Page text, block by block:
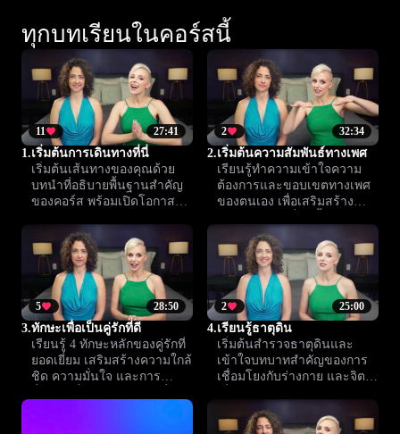
ทุกบทเรียนในคอร์สนี้
27:41
11
1.เริ่มต้นการเดินทางที่นี่
เริ่มต้นเส้นทางของคุณด้วย
บทนำที่อธิบายพื้นฐานสำคัญ
ของคอร์ส พร้อมเปิดโอกาสให้
และความสัมพันธ์อย่างมั่นใจ
ในบรรยากาศปลอดภัย
32:34
2
2.เริ่มต้นความสัมพันธ์ทางเพศ
เรียนรู้ทำความเข้าใจความ
ต้องการและขอบเขตทางเพศ
ของตนเอง เพื่อเสริมสร้าง
คุณ บทเรียนนี้คือก้าวแรกสู่
ความใกล้ชิดที่มีความหมาย
28:50
5
3.ทักษะเพื่อเป็นคู่รักที่ดี
เรียนรู้ 4 ทักษะหลักของคู่รักที่
ยอดเยี่ยม เสริมสร้างความใกล้
ชิด ความมั่นใจ และการ
25:00
2
4.เรียนรู้ธาตุดิน
เริ่มต้นสำรวจธาตุดินและ
เข้าใจบทบาทสำคัญของการ
เชื่อมโยงกับร่างกาย และจิตใจ
ความสุขและความใกล้ชิดยิ่ง
ขึ้น